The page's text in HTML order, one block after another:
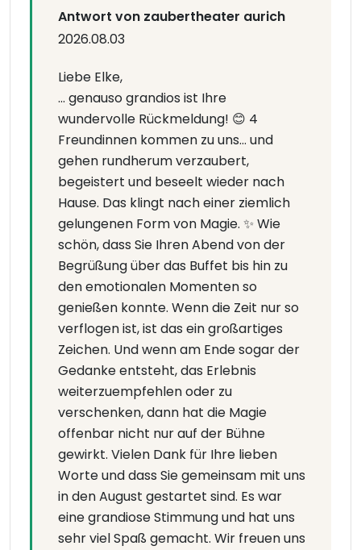
Antwort von zaubertheater aurich
2026.08.03
Liebe Elke,
... genauso grandios ist Ihre
wundervolle Rückmeldung! 😊 4
Freundinnen kommen zu uns… und
gehen rundherum verzaubert,
begeistert und beseelt wieder nach
Hause. Das klingt nach einer ziemlich
gelungenen Form von Magie. ✨ Wie
schön, dass Sie Ihren Abend von der
Begrüßung über das Buffet bis hin zu
den emotionalen Momenten so
genießen konnte. Wenn die Zeit nur so
verflogen ist, ist das ein großartiges
Zeichen. Und wenn am Ende sogar der
Gedanke entsteht, das Erlebnis
weiterzuempfehlen oder zu
verschenken, dann hat die Magie
offenbar nicht nur auf der Bühne
gewirkt. Vielen Dank für Ihre lieben
Worte und dass Sie gemeinsam mit uns
in den August gestartet sind. Es war
eine grandiose Stimmung und hat uns
sehr viel Spaß gemacht. Wir freuen uns